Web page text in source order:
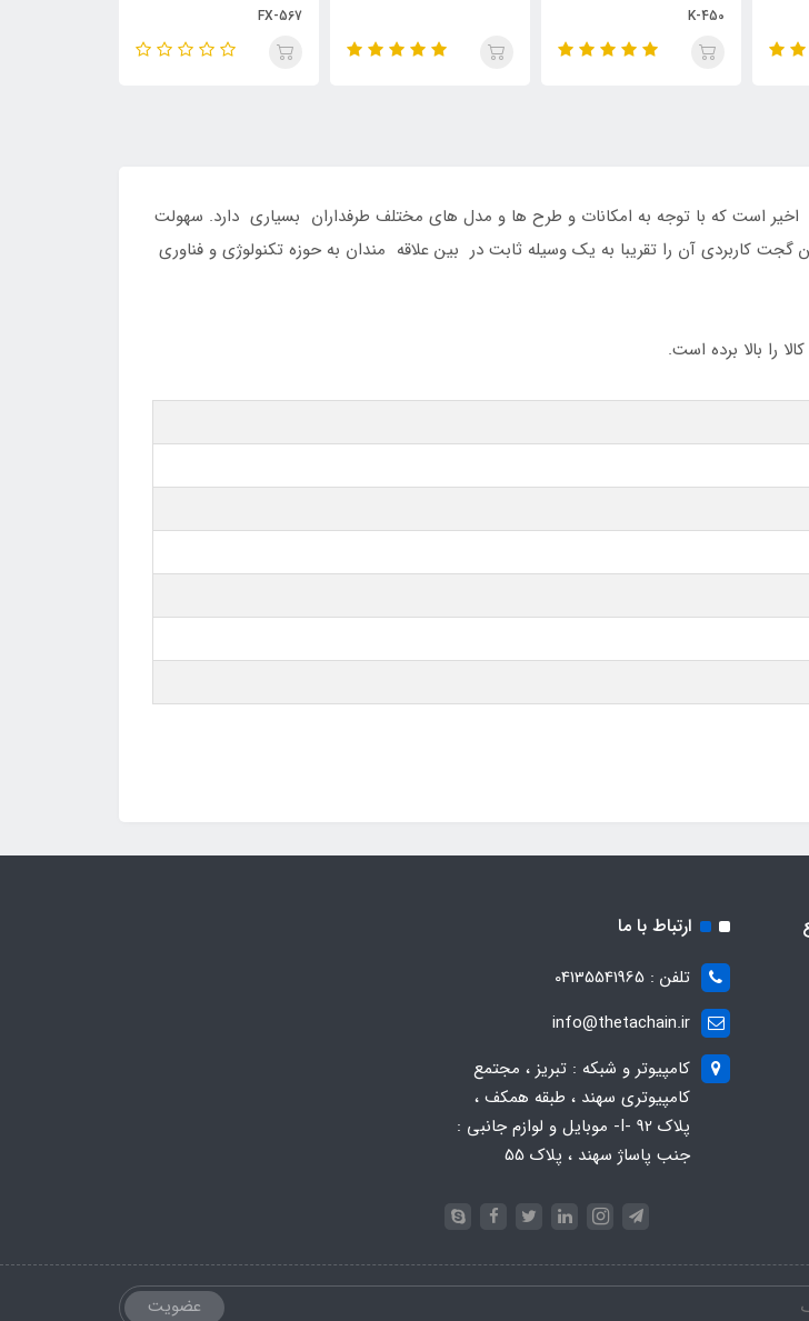
اخیر است که با توجه به امکانات و طرح ها و مدل های مختلف طرفداران بسیاری دارد. سهولت
کاربردی آن را تقریبا به یک وسیله ثابت در بین علاقه مندان به حوزه تکنولوژی و فناوری
را بالا برده است.
ارتباط با ما
تلفن : 04135541965
info@thetachain.ir
کامپیوتر و شبکه : تبریز ، مجتمع
کامپیوتری سهند ، طبقه همکف ،
پلاک 92 -I- موبایل و لوازم جانبی :
جنب پاساژ سهند ، پلاک 55
عضویت